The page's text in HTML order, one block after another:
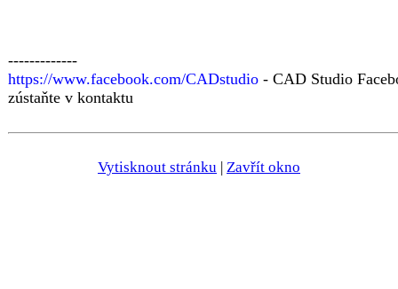
-------------
https://www.facebook.com/CADstudio - CAD Studio
zústaňte v kontaktu
Vytisknout stránku | Zavřít okno